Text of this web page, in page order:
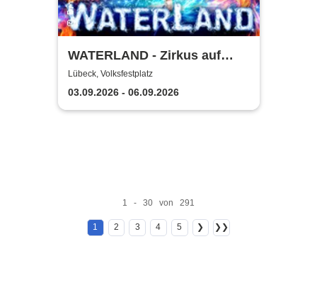
WATERLAND - Zirkus auf
dem Wasser | Lübeck
Lübeck, Volksfestplatz
03.09.2026 - 06.09.2026
1 - 30 von 291
1 2 3 4 5 ❯ ❯❯